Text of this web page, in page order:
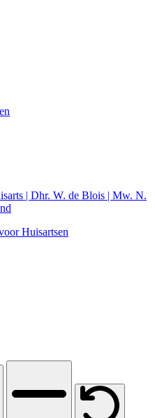
| Dhr. W. de Blois | Mw. N.
Huisartsen